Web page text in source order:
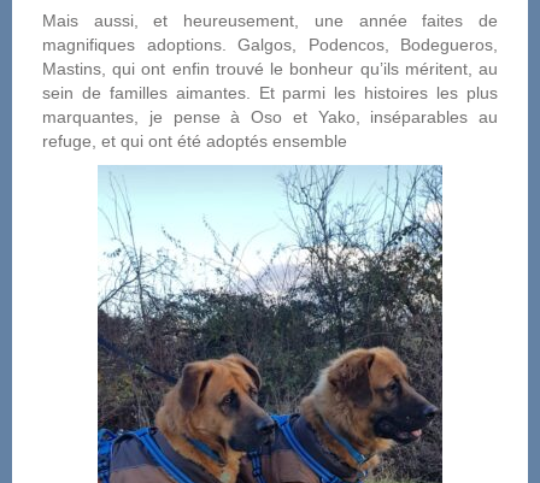
Mais aussi, et heureusement, une année faites de
magnifiques adoptions. Galgos, Podencos, Bodegueros,
Mastins, qui ont enfin trouvé le bonheur qu’ils méritent, au
sein de familles aimantes. Et parmi les histoires les plus
marquantes, je pense à Oso et Yako, inséparables au
refuge, et qui ont été adoptés ensemble